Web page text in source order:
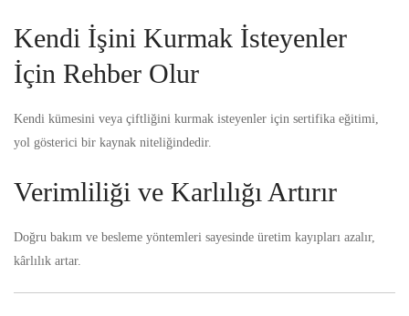
Kendi İşini Kurmak İsteyenler
İçin Rehber Olur
Kendi kümesini veya çiftliğini kurmak isteyenler için sertifika eğitimi,
yol gösterici bir kaynak niteliğindedir.
Verimliliği ve Karlılığı Artırır
Doğru bakım ve besleme yöntemleri sayesinde üretim kayıpları azalır,
kârlılık artar.